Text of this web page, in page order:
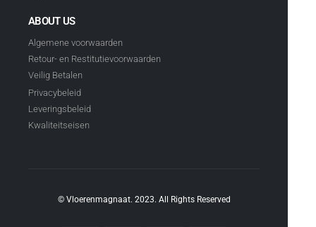
ABOUT US
Algemene voorwaarden
Retour- en Restitutievoorwaarden
Veilig Betalen
Privacybeleid
Leveringsbeleid
Kwaliteitseisen
© Vloerenmagnaat. 2023. All Rights Reserved